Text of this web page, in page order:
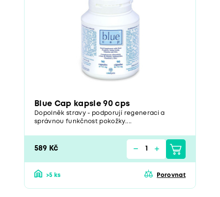
Blue Cap kapsle 90 cps
Dopolněk stravy - podporují regeneraci a
správnou funkčnost pokožky....
589 Kč
>5 ks Porovnat